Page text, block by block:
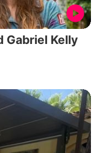
Gabriel Kelly